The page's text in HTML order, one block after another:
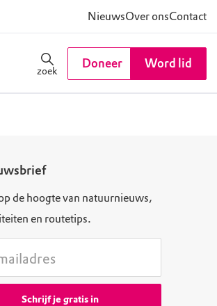
NieuwsOver onsContact
zoek
Doneer Word lid
de hoogte van natuurnieuws,
en routetips.
Schrijf je gratis in